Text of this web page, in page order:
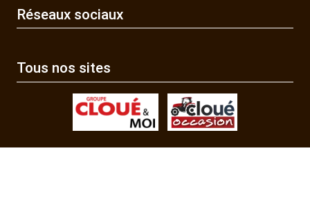
Réseaux sociaux
Tous nos sites